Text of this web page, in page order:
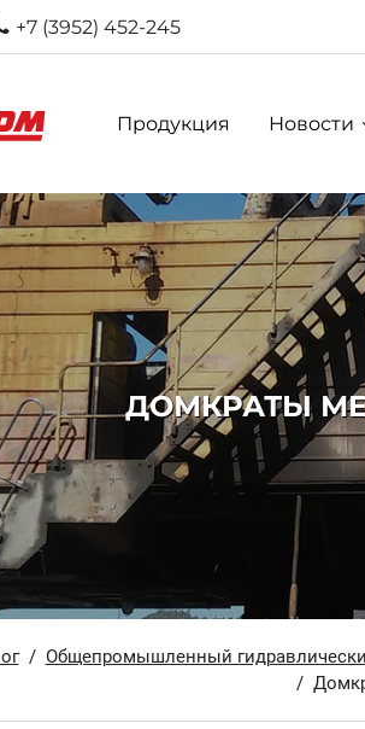
+7 (3952) 452-245
Продукция Новости
ДОМКРАТЫ
Общепромышленный